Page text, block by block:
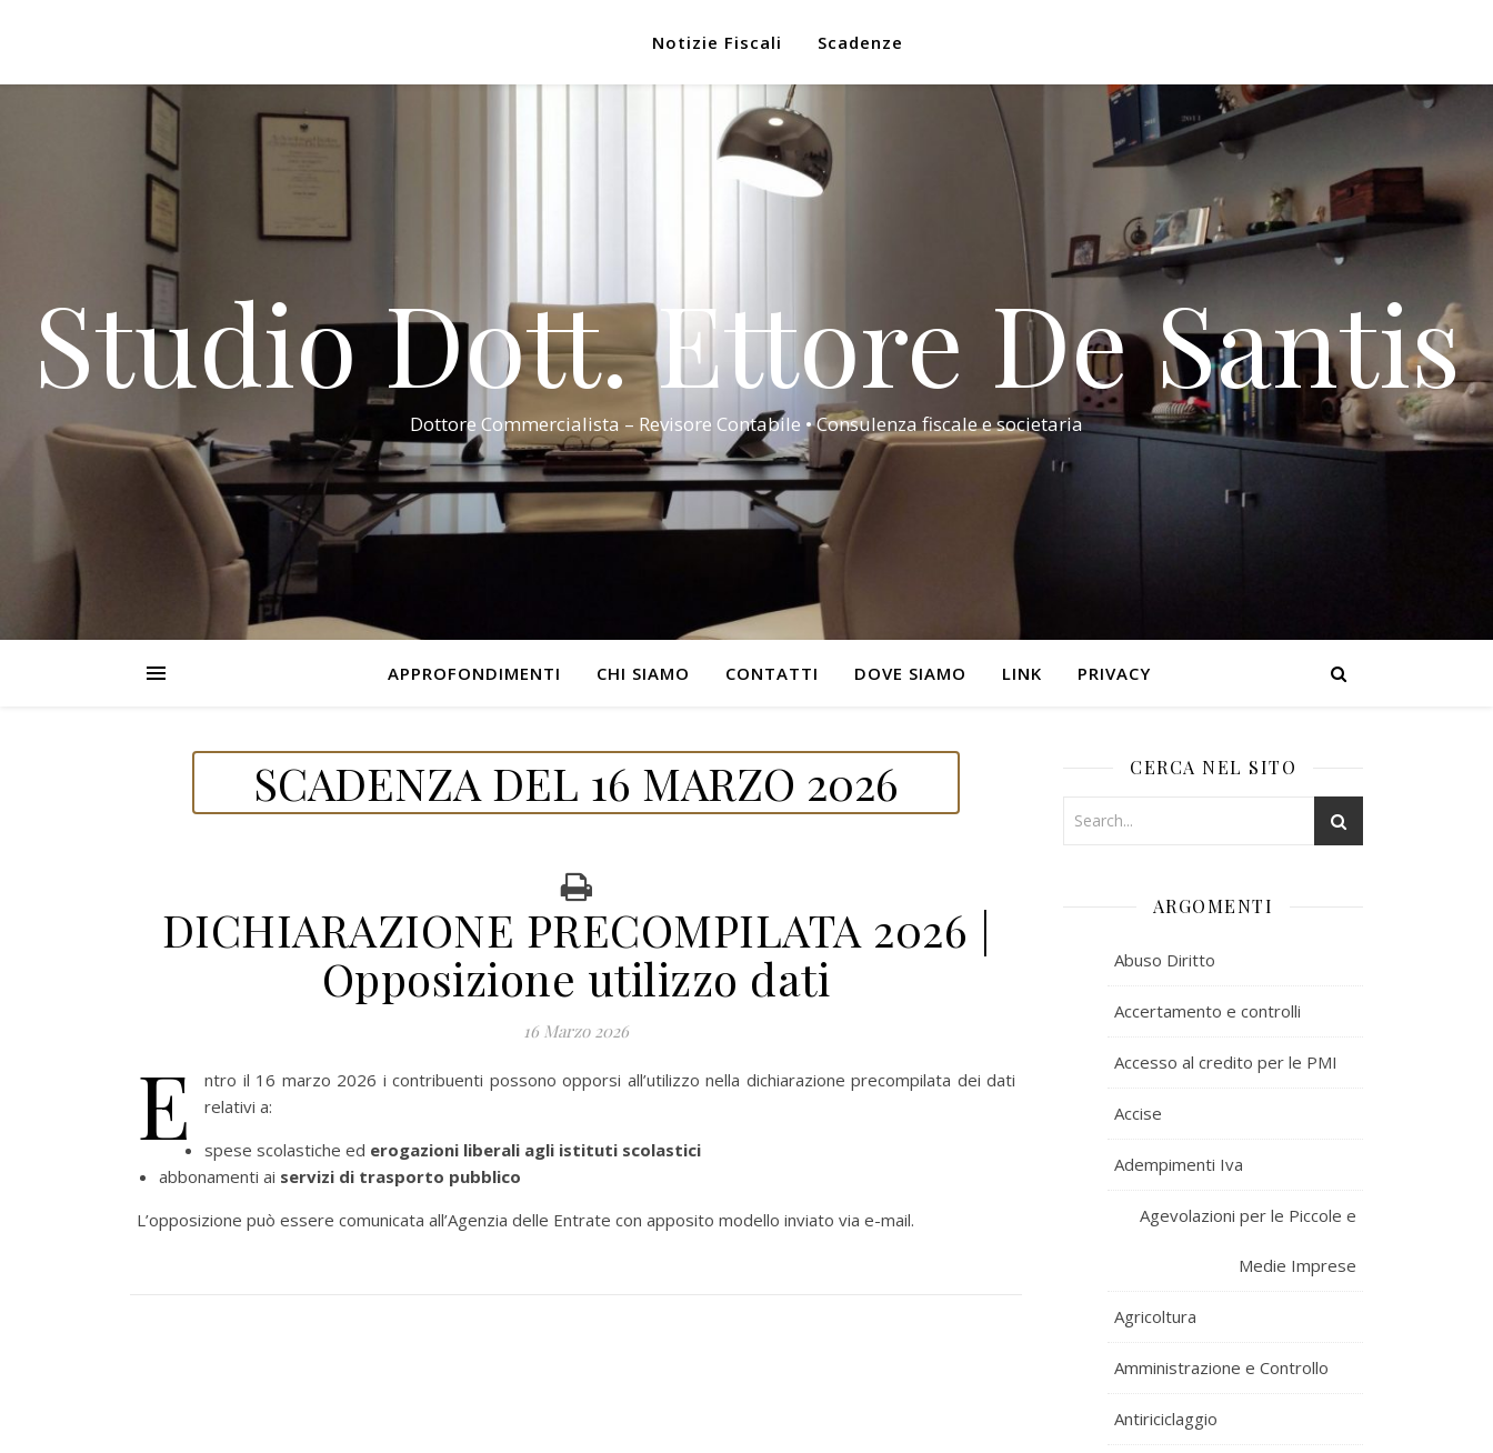
Notizie Fiscali Scadenze
Studio Dott. Ettore De Santis
Dottore Commercialista – Revisore Contabile • Consulenza fiscale e societaria
APPROFONDIMENTI CHI SIAMO CONTATTI DOVE SIAMO LINK PRIVACY
SCADENZA DEL 16 MARZO 2026
DICHIARAZIONE PRECOMPILATA 2026 |
Opposizione utilizzo dati
16 Marzo 2026
E
ntro il 16 marzo 2026 i contribuenti possono opporsi all’utilizzo nella dichiarazione precompilata dei dati
relativi a:
spese scolastiche ed erogazioni liberali agli istituti scolastici
abbonamenti ai servizi di trasporto pubblico
L’opposizione può essere comunicata all’Agenzia delle Entrate con apposito modello inviato via e-mail.
CERCA NEL SITO
ARGOMENTI
Abuso Diritto
Accertamento e controlli
Accesso al credito per le PMI
Accise
Adempimenti Iva
Agevolazioni per le Piccole e
Medie Imprese
Agricoltura
Amministrazione e Controllo
Antiriciclaggio